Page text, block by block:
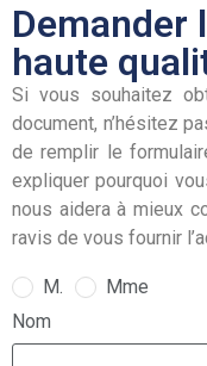
Demander
haute
Si vous souhaitez
document, n’hésitez
de remplir le
expliquer pourquoi
nous aidera à mieux
ravis de vous fournir
M.
Mme
Nom